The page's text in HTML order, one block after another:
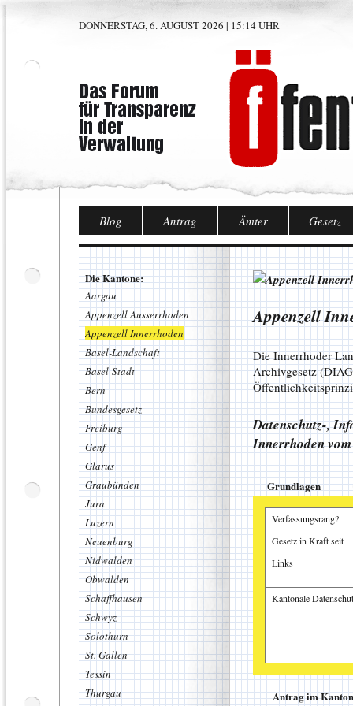
DONNERSTAG, 6. AUGUST 2026 | 15:14 UHR
Blog Antrag Ämter Gesetz
Die Kantone:
Aargau
Appenzell Ausserrhoden
Appenzell Innerrhoden
Basel-Landschaft
Basel-Stadt
Bern
Bundesgesetz
Freiburg
Genf
Glarus
Graubünden
Jura
Luzern
Neuenburg
Nidwalden
Obwalden
Schaffhausen
Schwyz
Solothurn
St. Gallen
Tessin
Thurgau
Appenzell
Die Innerrhoder
Archivgesetz
Datenschutz-,
Innerrhoden
Grundlagen
Verfassungsrang?
Gesetz in Kraft seit
Links
Kantonale
Antrag im
Manuel Fässler,
Alte Fälle
Samuel Ryter,
Wenn die
Sandro Büchler,